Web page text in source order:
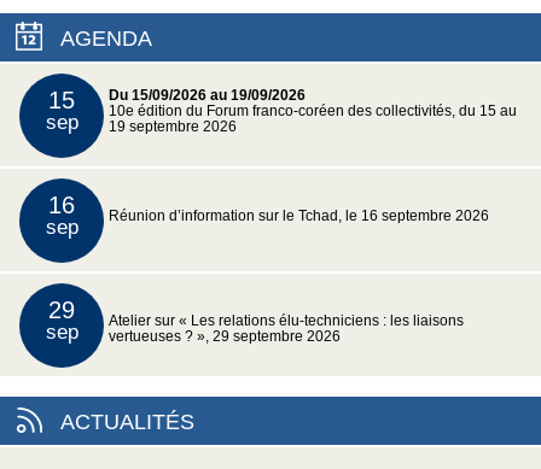
AGENDA
15
sep
Du 15/09/2026 au 19/09/2026
10e édition du Forum franco-coréen des collectivités, du 15 au
19 septembre 2026
16
sep Réunion d’information sur le Tchad, le 16 septembre 2026
29
sep
Atelier sur « Les relations élu-techniciens : les liaisons
vertueuses ? », 29 septembre 2026
ACTUALITÉS